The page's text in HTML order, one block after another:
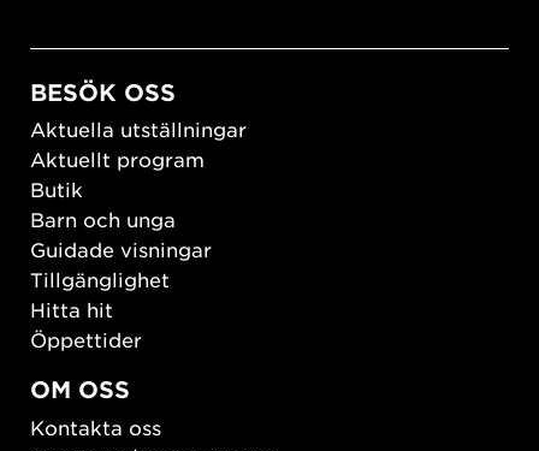
BESÖK OSS
Aktuella utställningar
Aktuellt program
Butik
Barn och unga
Guidade visningar
Tillgänglighet
Hitta hit
Öppettider
OM OSS
Kontakta oss